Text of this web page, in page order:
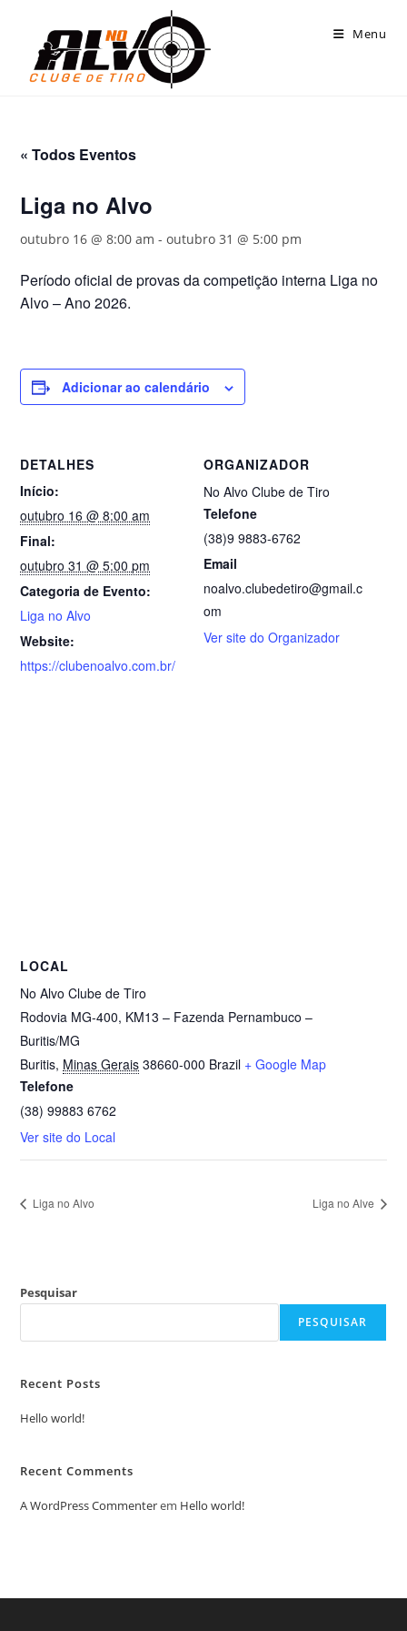
conteúdo
Menu
« Todos Eventos
Liga no Alvo
outubro 16 @ 8:00 am -outubro 31 @ 5:00 pm
Período oficial de provas da competição interna Liga no
Alvo – Ano 2026.
Adicionar ao calendário
DETALHES
Início:
outubro 16 @ 8:00 am
Final:
outubro 31 @ 5:00 pm
Categoria de Evento:
Liga no Alvo
Website:
https://clubenoalvo.com.br/
ORGANIZADOR
No Alvo Clube de Tiro
Telefone
(38)9 9883-6762
Email
noalvo.clubedetiro@gmail.c
om
Ver site do Organizador
LOCAL
No Alvo Clube de Tiro
Rodovia MG-400, KM13 – Fazenda Pernambuco –
Buritis/MG
Buritis, Minas Gerais 38660-000 Brazil + Google Map
Telefone
(38) 99883 6762
Ver site do Local
Liga no Alvo Liga no Alve
Pesquisar
PESQUISAR
Recent Posts
Hello world!
Recent Comments
A WordPress Commenterem Hello world!